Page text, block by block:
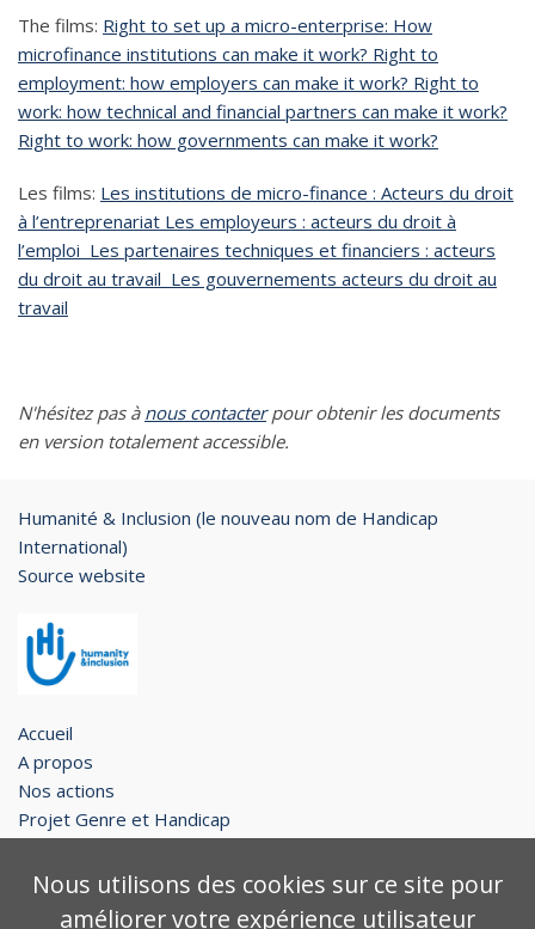
The films: Right to set up a micro-enterprise: How
microfinance institutions can make it work? Right to
employment: how employers can make it work? Right to
work: how technical and financial partners can make it work?
Right to work: how governments can make it work?
Les films: Les institutions de micro-finance : Acteurs du droit
à l’entreprenariat Les employeurs : acteurs du droit à
l’emploi Les partenaires techniques et financiers : acteurs
du droit au travail Les gouvernements acteurs du droit au
travail
N'hésitez pas à nous contacterpour obtenir les documents
en version totalement accessible.
Humanité & Inclusion (le nouveau nom de Handicap
International)
Source website
Accueil
A propos
Nos actions
Projet Genre et Handicap
Legal notice
Nous utilisons des cookies sur ce site pour
améliorer votre expérience utilisateur